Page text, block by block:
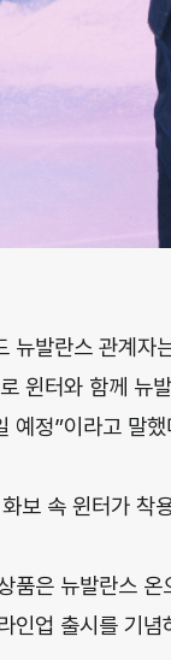
뉴발란스 관계자
윈터와 함께 뉴
예정”이라고 말했
보 속 윈터가 착
품은 뉴발란스
인업 출시를 기